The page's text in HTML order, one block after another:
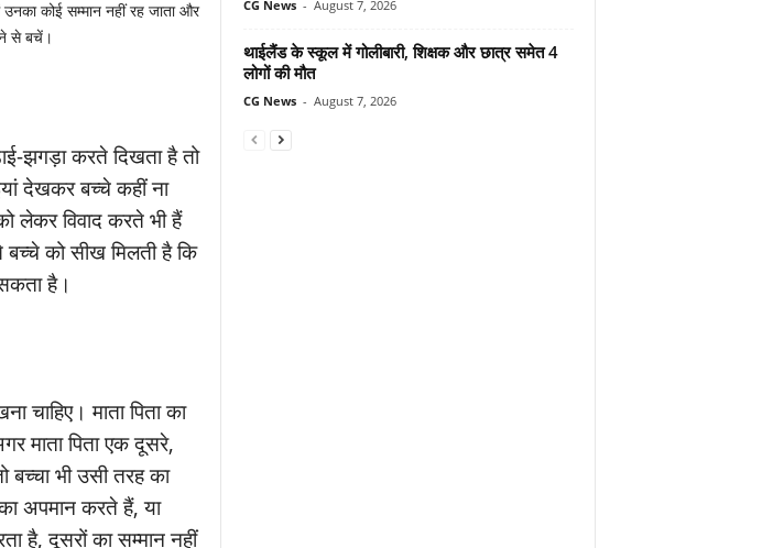
कोई सम्मान नहीं रह जाता और
से बचें।
झगड़ा करते दिखता है तो
देखकर बच्चे कहीं ना
लेकर विवाद करते भी हैं
को सीख मिलती है कि
है।
चाहिए। माता पिता का
माता पिता एक दूसरे,
बच्चा भी उसी तरह का
अपमान करते हैं, या
है, दूसरों का सम्मान नहीं
CG News - August 7, 2026
थाईलैंड के स्कूल में गोलीबारी, शिक्षक और छात्र समेत 4
लोगों की मौत
CG News - August 7, 2026